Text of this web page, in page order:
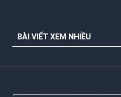
BÀI VIẾT XEM NHIỀU